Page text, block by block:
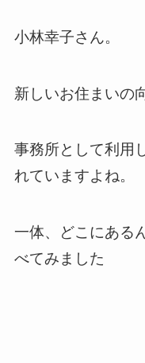
小林幸子さん。
新しいお住まいの
事務所として利用
れていますよね。
一体、どこにある
べてみました